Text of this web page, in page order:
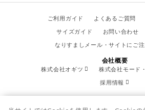
ご利用ガイド よくあるご質問
サイズガイド
お問い合わせ
なりすましメール・サイトにご
会社概要
株式会社オギツ
株式会社モード
採用情報